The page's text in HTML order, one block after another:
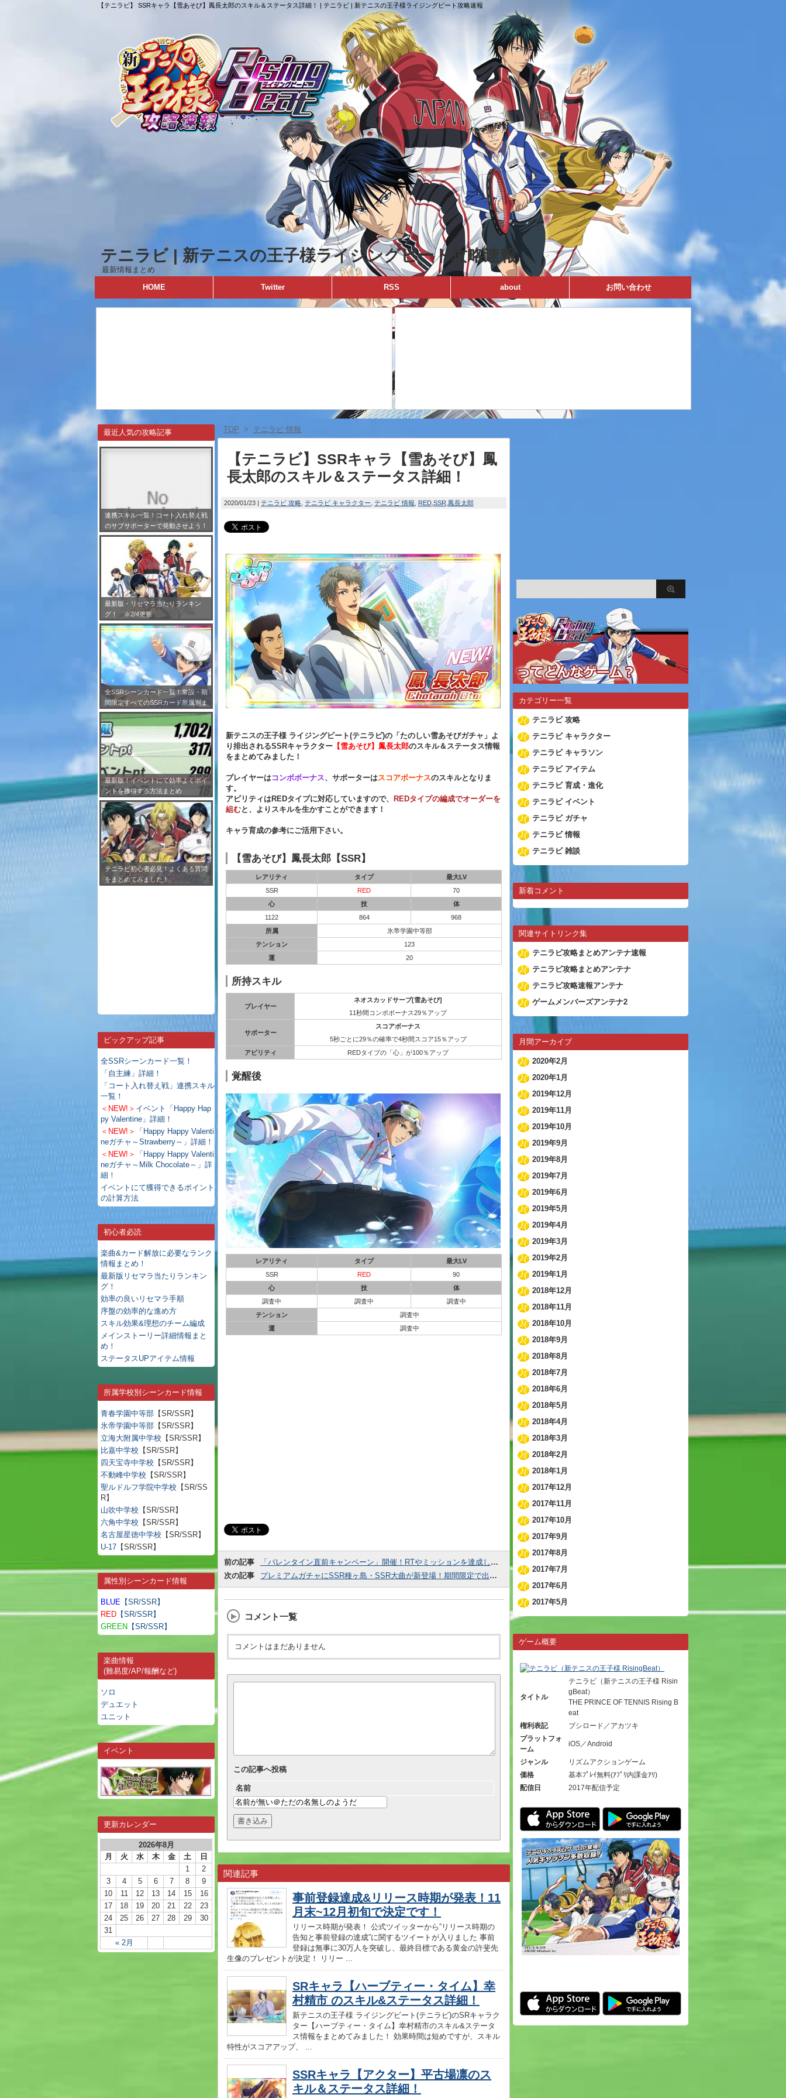
【テニラビ】 SSRキャラ【雪あそび】鳳長太郎のスキル＆ステータス詳細！ | テニラビ | 新テニスの王子様ライジングビート攻略速報
テニラビ | 新テニスの王子様ライジングビート攻略速報
最新情報まとめ
HOME
Twitter RSS about お問い合わせ
最近人気の攻略記事
連携スキル一覧！コート入れ替え戦
のサブサポーターで発動させよう！
※7/24更新
最新版・リセマラ当たりランキン
グ！ ※2/4更新
全SSRシーンカード一覧！常設・期
間限定すべてのSSRカード所属別ま
とめ！※2/4更新
最新版！イベントにて効率よくポイ
ントを獲得する方法まとめ
テニラビ初心者必見！よくある質問
をまとめてみました！
ピックアップ記事
全SSRシーンカード一覧！
「自主練」詳細！
「コート入れ替え戦」連携スキル
一覧！
＜NEW!＞ イベント「Happy Hap
py Valentine」詳細！
＜NEW!＞
「Happy Happy Valenti
neガチャ～Strawberry～」詳細！
＜NEW!＞
「Happy Happy Valenti
neガチャ～Milk Chocolate～」詳
細！
イベントにて獲得できるポイント
の計算方法
初心者必読
楽曲&カード解放に必要なランク
情報まとめ！
最新版リセマラ当たりランキン
グ！
効率の良いリセマラ手順
序盤の効率的な進め方
スキル効果&理想のチーム編成
メインストーリー詳細情報まと
め！
ステータスUPアイテム情報
所属学校別シーンカード情報
青春学園中等部 【SR/SSR】
氷帝学園中等部 【SR/SSR】
立海大附属中学校 【SR/SSR】
比嘉中学校 【SR/SSR】
四天宝寺中学校 【SR/SSR】
不動峰中学校 【SR/SSR】
聖ルドルフ学院中学校 【SR/SS
R】
山吹中学校 【SR/SSR】
六角中学校 【SR/SSR】
名古屋星徳中学校 【SR/SSR】
U-17 【SR/SSR】
属性別シーンカード情報
BLUE 【SR/SSR】
RED 【SR/SSR】
GREEN 【SR/SSR】
楽曲情報
(難易度/AP/報酬など)
ソロ
デュエット
ユニット
イベント
更新カレンダー
2026年8月
月
火 水 木 金 土 日
« 2月
1
2
3
4 5 6 7 8
9
10
11 12 13 14 15
16
17
18 19 20 21 22
23
24
25 26 27 28 29
30
31
TOP > テニラビ 情報
【テニラビ】SSRキャラ【雪あそび】鳳
長太郎のスキル＆ステータス詳細！
2020/01/23 テニラビ 攻略 テニラビ キャラクター テニラビ 情報 RED SSR 鳳長太郎
新テニスの王子様 ライジングビート(テニラビ)の「たのしい雪あそびガチャ」よ
り排出されるSSRキャラクター 【雪あそび】鳳長太郎のスキル＆ステータス情報
をまとめてみました！
プレイヤーはコンボボーナス、サポーターはスコアボーナスのスキルとなりま
す。
アビリティはREDタイプに対応していますので、
REDタイプの編成でオーダーを
組むと、よりスキルを生かすことができます！
キャラ育成の参考にご活用下さい。
【雪あそび】鳳長太郎【SSR】
レアリティ タイプ
最大LV
SSR
RED
70
心
技
体
1122
864
968
所属
氷帝学園中等部
テンション
123
運
20
所持スキル
プレイヤー
ネオスカッドサーブ[雪あそび]
11秒間コンボボーナス29％アップ
サポーター
スコアボーナス
5秒ごとに29％の確率で4秒間スコア15％アップ
アビリティ
REDタイプの「心」が100％アップ
覚醒後
レアリティ タイプ
最大LV
SSR
RED
90
心
技
体
調査中
調査中
調査中
テンション
調査中
運
調査中
前の記事
「バレンタイン直前キャンペーン」開催！RTやミッションを達成して報酬をゲットしよう！
次の記事
プレミアムガチャにSSR種ヶ島・SSR大曲が新登場！期間限定で出現率UP！
コメント一覧
コメントはまだありません
この記事へ投稿
名前
関連記事
事前登録達成&リリース時期が発表！11
月末~12月初旬で決定です！
リリース時期が発表！ 公式ツイッターから”リリース時期の
告知と事前登録の達成”に関するツイートが入りました 事前
登録は無事に30万人を突破し、最終目標である黄金の許斐先
生像のプレゼントが決定！ リリー ...
SRキャラ【ハーブティー・タイム】幸
村精市 のスキル&ステータス詳細！
新テニスの王子様 ライジングビート(テニラビ)のSRキャラク
ター【ハーブティー・タイム】幸村精市のスキル&ステータ
ス情報をまとめてみました！ 効果時間は短めですが、スキル
特性がスコアアップ、 ...
SSRキャラ【アクター】平古場凛のス
キル＆ステータス詳細！
カテゴリー一覧
テニラビ 攻略
テニラビ キャラクター
テニラビ キャラソン
テニラビ アイテム
テニラビ 育成・進化
テニラビ イベント
テニラビ ガチャ
テニラビ 情報
テニラビ 雑談
新着コメント
関連サイトリンク集
テニラビ攻略まとめアンテナ速報
テニラビ攻略まとめアンテナ
テニラビ攻略速報アンテナ
ゲームメンバーズアンテナ2
月間アーカイブ
2020年2月
2020年1月
2019年12月
2019年11月
2019年10月
2019年9月
2019年8月
2019年7月
2019年6月
2019年5月
2019年4月
2019年3月
2019年2月
2019年1月
2018年12月
2018年11月
2018年10月
2018年9月
2018年8月
2018年7月
2018年6月
2018年5月
2018年4月
2018年3月
2018年2月
2018年1月
2017年12月
2017年11月
2017年10月
2017年9月
2017年8月
2017年7月
2017年6月
2017年5月
ゲーム概要
タイトル
テニラビ（新テニスの王子様 Risin
gBeat）
THE PRINCE OF TENNIS Rising B
eat
権利表記
ブシロード／アカツキ
プラットフォ
ーム
iOS／Android
ジャンル
リズムアクションゲーム
価格
基本ﾌﾟﾚｲ無料(ｱﾌﾟﾘ内課金ｱﾘ)
配信日
2017年配信予定